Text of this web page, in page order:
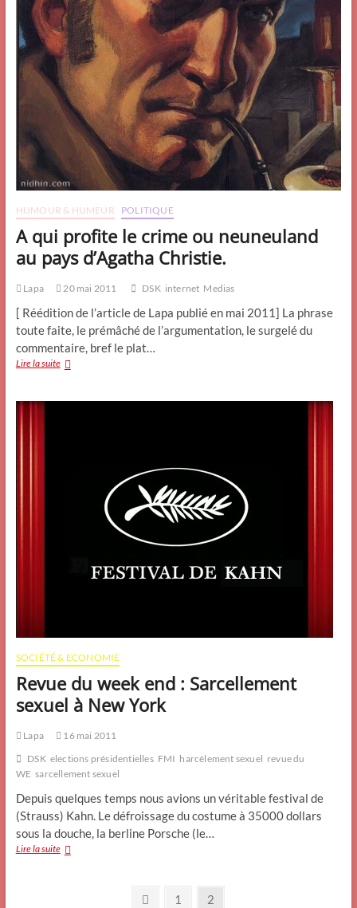
HUMOUR & HUMEUR POLITIQUE
A qui profite le crime ou neuneuland
au pays d’Agatha Christie.
Lapa 20 mai 2011 DSK internet Medias
[ Réédition de l’article de Lapa publié en mai 2011] La phrase
toute faite, le prémâché de l’argumentation, le surgelé du
commentaire, bref le plat…
Lire la suiteA
SOCIÉTÉ & ECONOMIE
Revue du week end : Sarcellement
sexuel à New York
Lapa
16 mai 2011
DSK elections présidentielles FMI harcèlement sexuel revue du
WE sarcellement sexuel
Depuis quelques temps nous avions un véritable festival de
(Strauss) Kahn. Le défroissage du costume à 35000 dollars
sous la douche, la berline Porsche (le…
Lire la suiteRevue
Previous
Page
1 Page
2